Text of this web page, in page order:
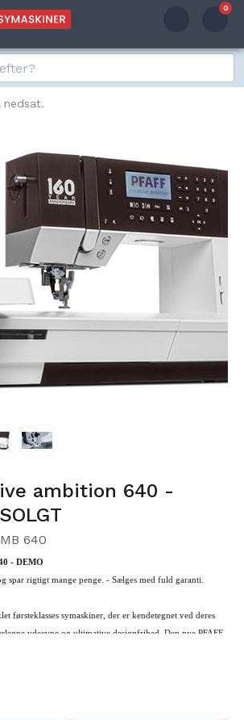
0
nedsat.
ambition 640 -
640
- DEMO
spar rigtigt mange penge. - Sælges med fuld garanti.
førsteklasses symaskiner, der er kendetegnet ved deres
ydeevne og ultimative designfrihed. Den nye PFAFF
og broderimaskine i begrænset oplag er et kærligt
trykfodskit til fejring af 160 års jubilæet.